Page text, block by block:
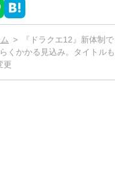
『ドラクエ12』新体制で
くかかる見込み。タイトルも
更